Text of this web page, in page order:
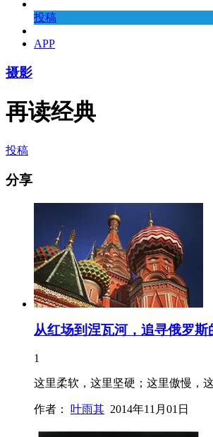
投稿
APP
摄影
再读经典
投稿
分享
从红场到涅瓦河，追寻俄罗斯
1
这里柔软，这里坚硬；这里傲慢，
作者： 叶雨其 2014年11月01日